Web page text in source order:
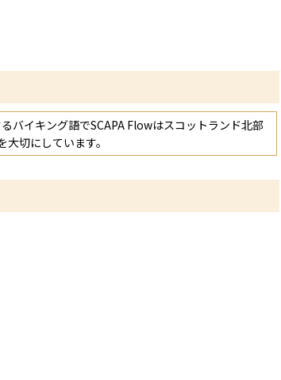
バイキング語でSCAPA Flowはスコットランド北部
切にしています。